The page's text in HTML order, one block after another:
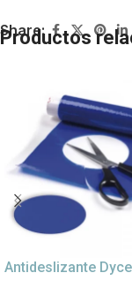
Share:
Productos
Antideslizante